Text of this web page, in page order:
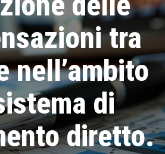
tra
nell’ambito
di
diretto.